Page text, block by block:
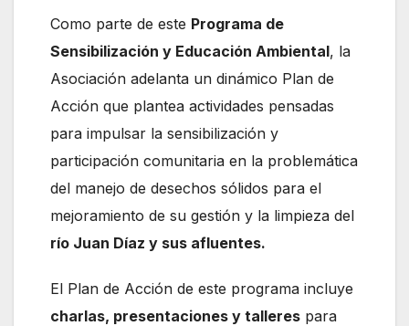
Como parte de este Programa de
Sensibilización y Educación Ambiental, la
Asociación adelanta un dinámico Plan de
Acción que plantea actividades pensadas
para impulsar la sensibilización y
participación comunitaria en la problemática
del manejo de desechos sólidos para el
mejoramiento de su gestión y la limpieza del
río Juan Díaz y sus afluentes.
El Plan de Acción de este programa incluye
charlas, presentaciones y talleres para